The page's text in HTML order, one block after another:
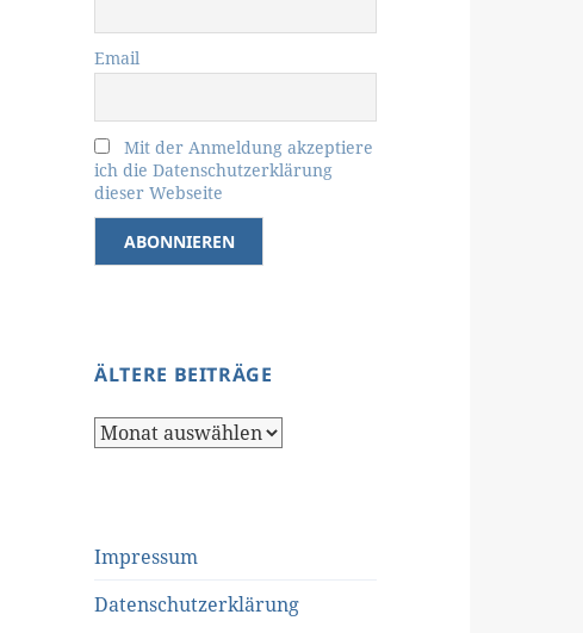
Email
Mit der Anmeldung akzeptiere
ich die Datenschutzerklärung
dieser Webseite
ÄLTERE BEITRÄGE
Ältere
Impressum
Datenschutzerklärung